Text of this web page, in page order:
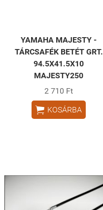
YAMAHA MAJESTY -
TÁRCSAFÉK BETÉT GRT.
94.5X41.5X10
MAJESTY250
2 710 Ft
 KOSÁRBA